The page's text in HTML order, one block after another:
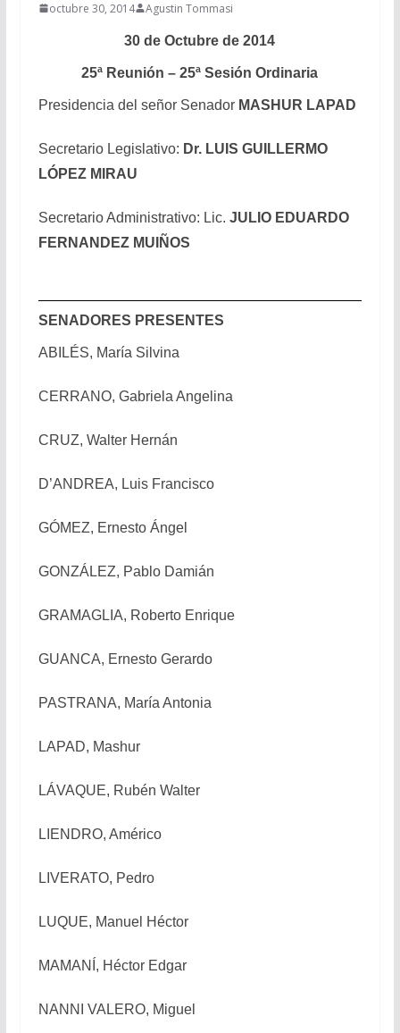
octubre 30, 2014 Agustin Tommasi
30 de Octubre de 2014
25ª Reunión – 25ª Sesión Ordinaria
Presidencia del señor Senador MASHUR LAPAD
Secretario Legislativo: Dr. LUIS GUILLERMO
LÓPEZ MIRAU
Secretario Administrativo: Lic. JULIO EDUARDO
FERNANDEZ MUIÑOS
SENADORES PRESENTES
ABILÉS, María Silvina
CERRANO, Gabriela Angelina
CRUZ, Walter Hernán
D’ANDREA, Luis Francisco
GÓMEZ, Ernesto Ángel
GONZÁLEZ, Pablo Damián
GRAMAGLIA, Roberto Enrique
GUANCA, Ernesto Gerardo
PASTRANA, María Antonia
LAPAD, Mashur
LÁVAQUE, Rubén Walter
LIENDRO, Américo
LIVERATO, Pedro
LUQUE, Manuel Héctor
MAMANÍ, Héctor Edgar
NANNI VALERO, Miguel